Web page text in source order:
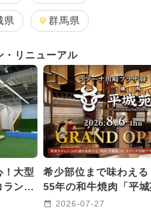
ト
ント
ト
ト
ト
ント クリスマス
ト
県 群馬県
・リニューアル
大型
ラン
ープ
希少部位まで味わえる
55年の和牛焼肉「平
ラゾーナ川崎プラザに
2026-07-27